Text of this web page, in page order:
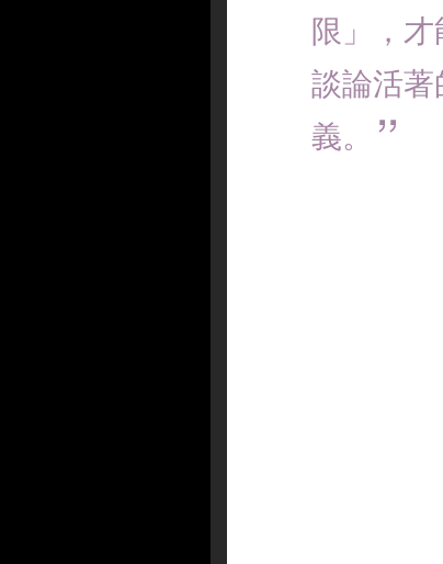
限」，
談論活著
義。